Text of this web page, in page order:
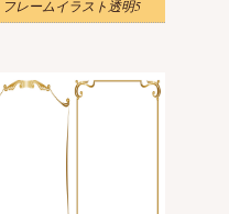
フレームイラスト透明5